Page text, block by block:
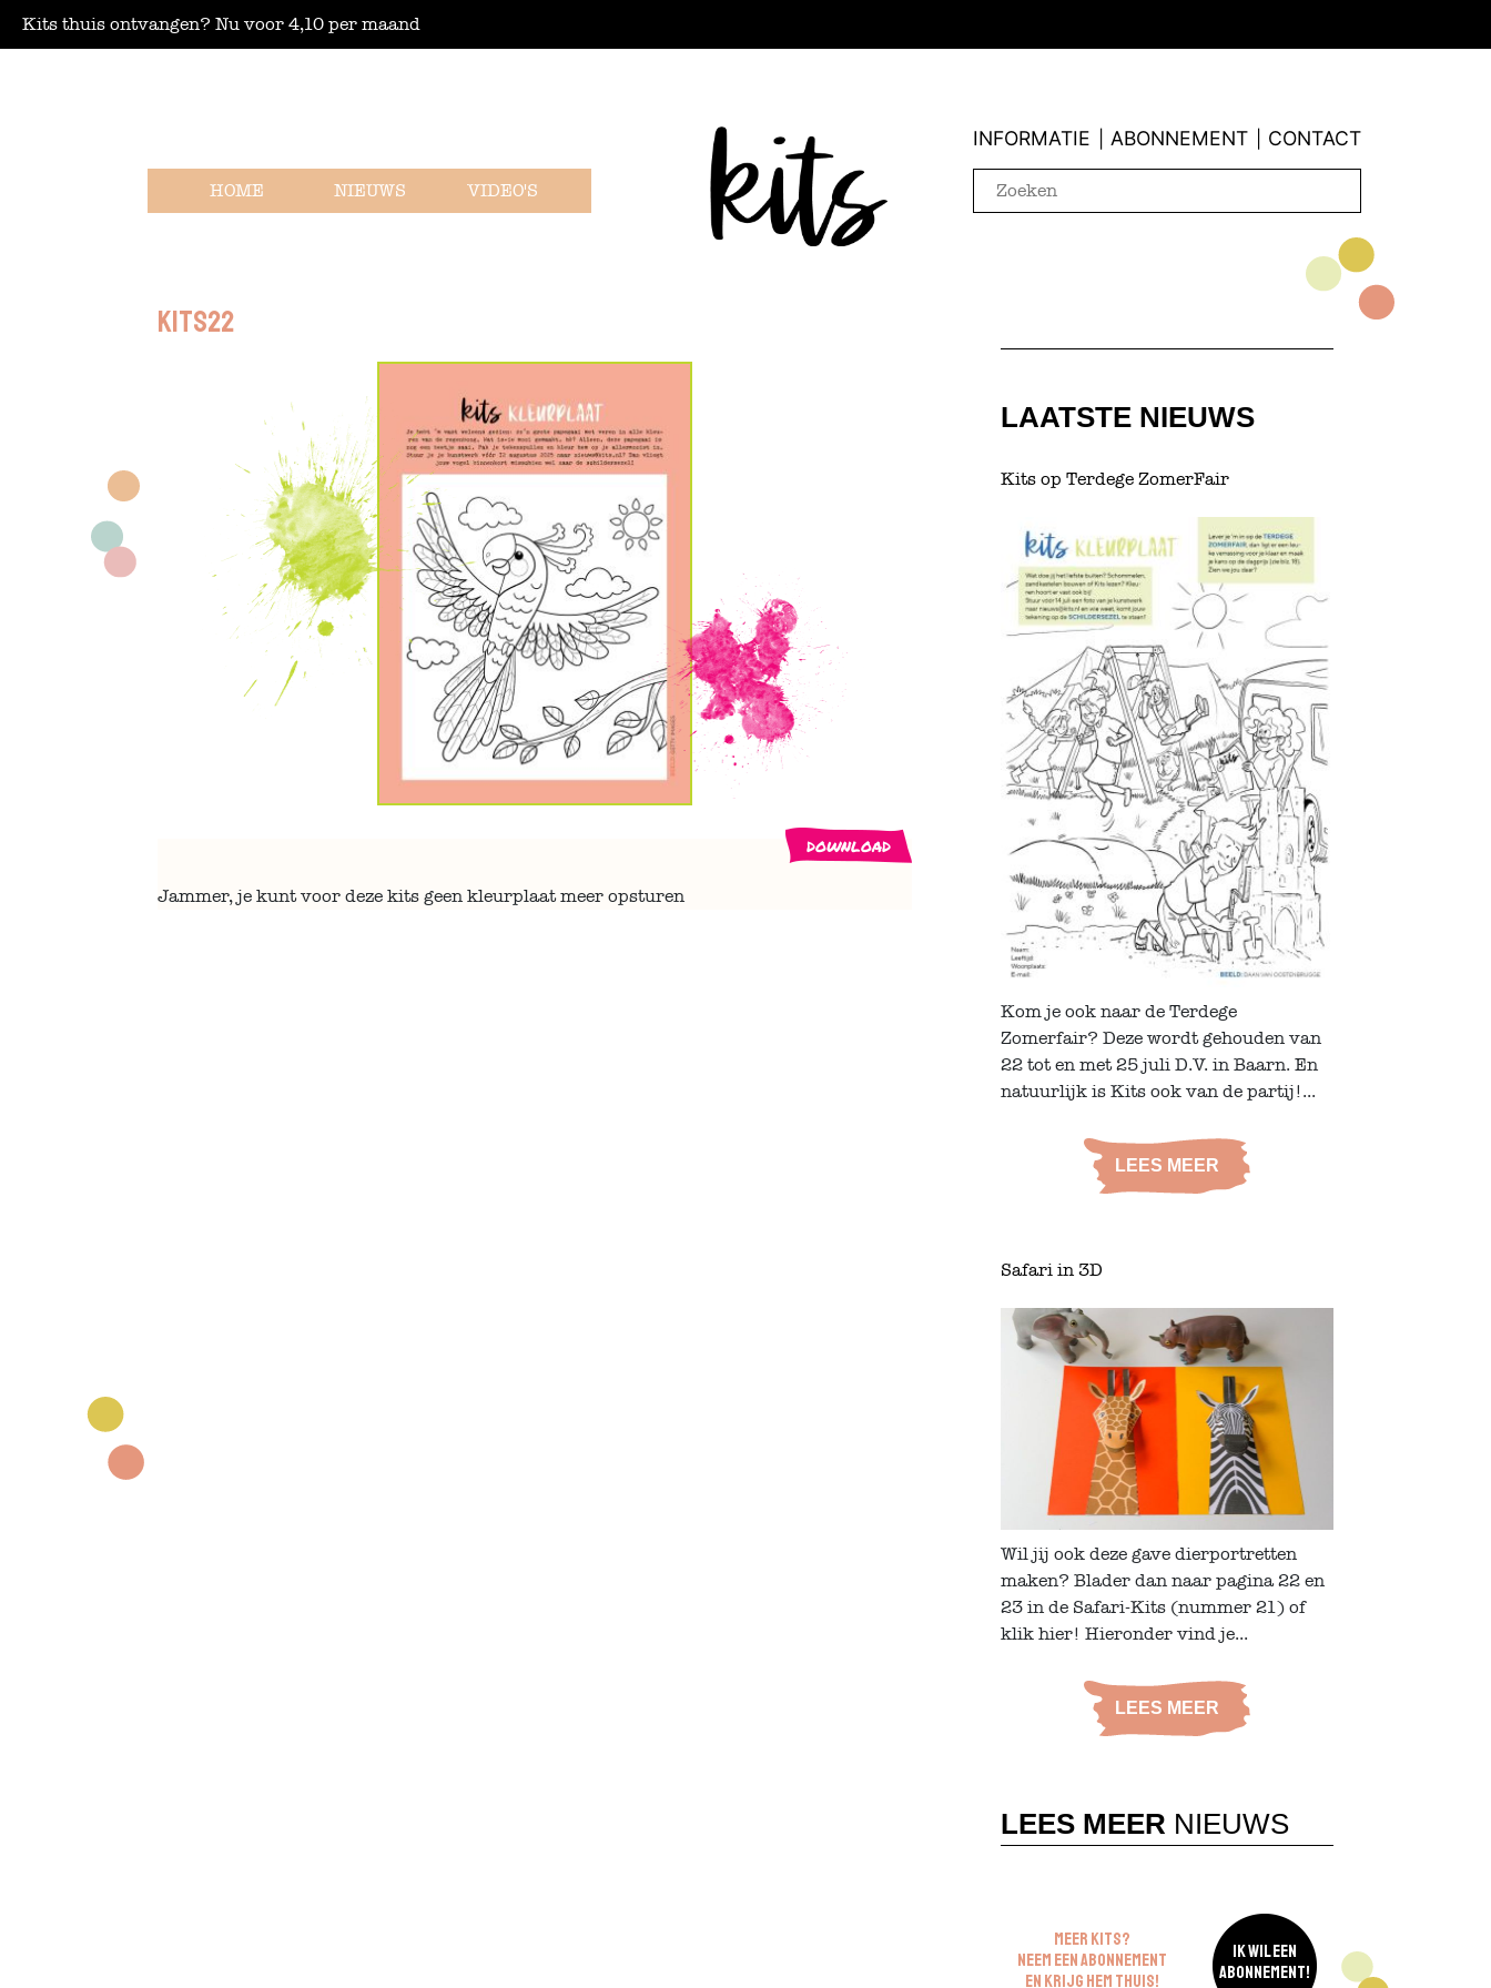
Kits thuis ontvangen? Nu voor 4,10 per maand
HOME NIEUWS VIDEO'S
INFORMATIE ABONNEMENT CONTACT
Kits22
download
Jammer, je kunt voor deze kits geen kleurplaat meer opsturen
LAATSTE NIEUWS
Kits op Terdege ZomerFair
Kom je ook naar de Terdege
Zomerfair? Deze wordt gehouden van
22 tot en met 25 juli D.V. in Baarn. En
natuurlijk is Kits ook van de partij!...
LEES MEER
Safari in 3D
Wil jij ook deze gave dierportretten
maken? Blader dan naar pagina 22 en
23 in de Safari-Kits (nummer 21) of
klik hier! Hieronder vind je...
LEES MEER
LEES MEER NIEUWS
MEER KITS?
NEEM EEN ABONNEMENT
EN KRIJG HEM THUIS!
IK WIL EEN
ABONNEMENT!